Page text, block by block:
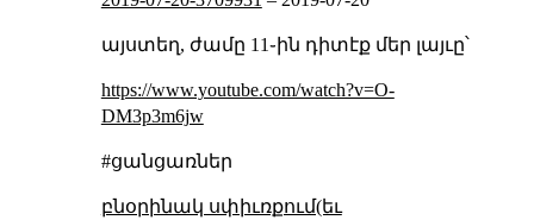
այստեղ, ժամը 11֊ին դիտէք մեր լայւը՝
https://www.youtube.com/watch?v=O-
DM3p3m6jw
#ցանցառներ
բնօրինակ սփիւռքում(եւ